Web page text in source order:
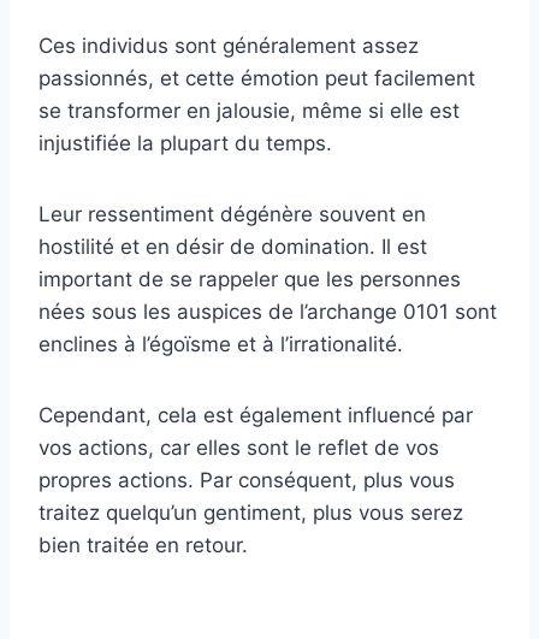
Ces individus sont généralement assez
passionnés, et cette émotion peut facilement
se transformer en jalousie, même si elle est
injustifiée la plupart du temps.
Leur ressentiment dégénère souvent en
hostilité et en désir de domination. Il est
important de se rappeler que les personnes
nées sous les auspices de l’archange 0101 sont
enclines à l’égoïsme et à l’irrationalité.
Cependant, cela est également influencé par
vos actions, car elles sont le reflet de vos
propres actions. Par conséquent, plus vous
traitez quelqu’un gentiment, plus vous serez
bien traitée en retour.